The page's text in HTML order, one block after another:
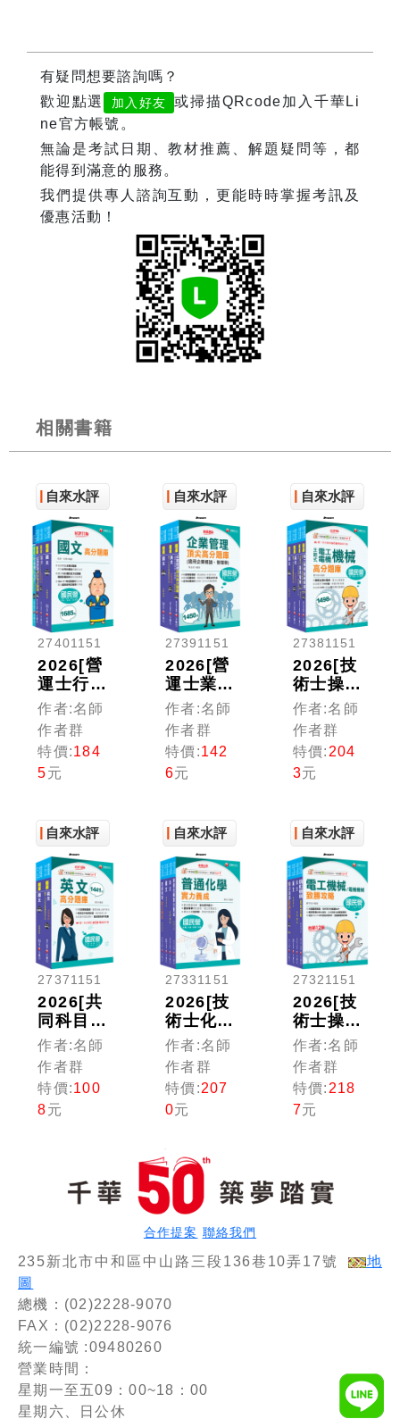
有疑問想要諮詢嗎？
歡迎點選
加入好友
或掃描QRcode加入千華Li
ne官方帳號。
無論是考試日期、教材推薦、解題疑問等，都
能得到滿意的服務。
我們提供專人諮詢互動，更能時時掌握考訊及
優惠活動！
相關書籍
自來水評
價
27401151
2026[營
運士行政
類]台水
招考題庫
版套書：
重要觀念
及必考內
作者:名師
作者群
特價:184
5元
自來水評
價
27391151
2026[營
運士業務
類抄表人
員]台水
招考題庫
版套書：
獨家解題
作者:名師
作者群
特價:142
6元
自來水評
價
27381151
2026[技
術士操作
類-甲(機
電)]台水
招考題庫
版套書：
重要觀念
縮整理
作者:名師
作者群
特價: 204
3元
自來水評
價
27371151
2026[共
同科目]
台水招考
題庫版套
書：以淺
顯易懂理
念來編
作者:名師
作者群
特價:100
8元
自來水評
價
27331151
2026[技
術士化驗
類/操作
類-乙(淨
水、管
線、水
源)]台水
版套書：
以最新命
題綱要撰
寫，濃縮
整理重要
作者:名師
作者群
特價:207
0元
自來水評
價
27321151
2026[技
術士操作
類-甲(機
電)]台水
招考課文
版套書：
觀念說明
最適合短
期衝刺！
作者:名師
作者群
特價: 218
7元
合作提案 聯絡我們
235新北市中和區中山路三段136巷10弄17號
地
圖
總機：(02)2228-9070
FAX：(02)2228-9076
統一編號 :09480260
營業時間：
星期一至五09：00~18：00
星期六、日公休